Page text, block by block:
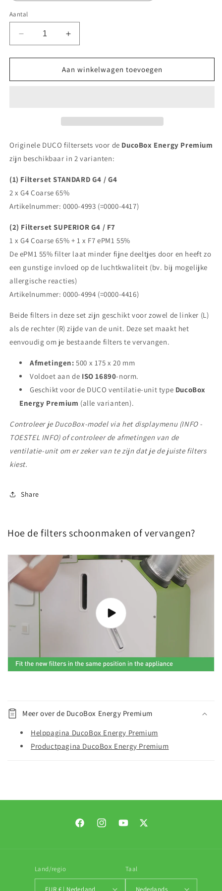
Aantal
Aantal
verlagen
voor
Filtersets
Aantal
verhogen
voor
Originele
Filtersets
Aan winkelwagen toevoegen
Originele DUCO filtersets voor de DucoBox Energy Premium
zijn beschikbaar in 2 varianten:
(1) Filterset STANDARD G4 / G4
2 x G4 Coarse 65%
Artikelnummer: 0000-4993 (=0000-4417)
(2) Filterset SUPERIOR G4 / F7
1 x G4 Coarse 65% + 1 x F7 ePM1 55%
De ePM1 55% filter laat minder fijne deeltjes door en heeft zo
een gunstige invloed op de luchtkwaliteit (bv. bij mogelijke
allergische reacties)
Artikelnummer: 0000-4994 (=0000-4416)
Beide filters in deze set zijn geschikt voor zowel de linker (L)
als de rechter (R) zijde van de unit. Deze set maakt het
eenvoudig om je bestaande filters te vervangen.
Afmetingen: 500 x 175 x 20 mm
Voldoet aan de ISO 16890-norm.
Geschikt voor de DUCO ventilatie-unit type DucoBox
Energy Premium (alle varianten).
Controleer je DucoBox-model via het displaymenu (INFO -
TOESTEL INFO) of controleer de afmetingen van de
ventilatie-unit om er zeker van te zijn dat je de juiste filters
kiest.
Share
Hoe de filters schoonmaken of vervangen?
n
k
r
Meer over de DucoBox Energy Premium
Helppagina DucoBox Energy Premium
Productpagina DucoBox Energy Premium
FacebookInstagramYouTubeTwitter
Land/regio
EUR € | Nederland
Taal
Nederlands